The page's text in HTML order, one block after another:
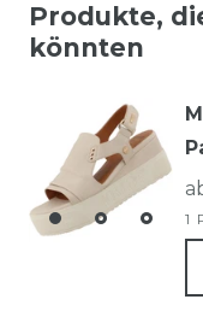
Produkte,
könnten
1